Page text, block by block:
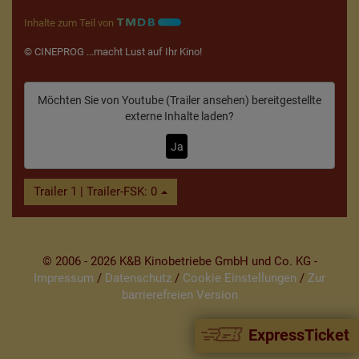
ExpressTicket
Inhalte zum Teil von
© CINEPROG ...macht Lust auf Ihr Kino!
Möchten Sie von Youtube (Trailer ansehen) bereitgestellte
externe Inhalte laden?
Ja
Trailer 1 | Trailer-FSK: 0
© 2006 - 2026 K&B Kinobetriebe GmbH und Co. KG -
Impressum / Datenschutz / Cookie Einstellungen / Zur
barrierefreien Version